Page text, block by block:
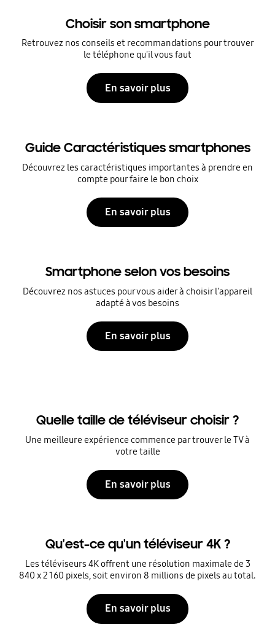
Choisir son smartphone
Retrouvez nos conseils et recommandations pour trouver
le téléphone qu'il vous faut
En savoir plus
Guide Caractéristiques smartphones
Découvrez les caractéristiques importantes à prendre en
compte pour faire le bon choix
En savoir plus
Smartphone selon vos besoins
Découvrez nos astuces pour vous aider à choisir l'appareil
adapté à vos besoins
En savoir plus
Quelle taille de téléviseur choisir ?
Une meilleure expérience commence par trouver le TV à
votre taille
En savoir plus
Qu'est-ce qu'un téléviseur 4K ?
Les téléviseurs 4K offrent une résolution maximale de 3
840 x 2 160 pixels, soit environ 8 millions de pixels au total.
En savoir plus